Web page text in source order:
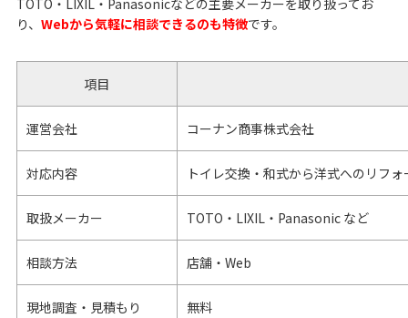
TOTO・LIXIL・Panasonicなどの主要メーカーを取り扱ってお
り、 Webから気軽に相談できるのも特徴です。
項目
運営会社 コーナン商事株式会社
対応内容 トイレ交換・和式から洋式へのリフ
取扱メーカー TOTO・LIXIL・Panasonic など
相談方法 店舗・Web
現地調査・見積もり 無料